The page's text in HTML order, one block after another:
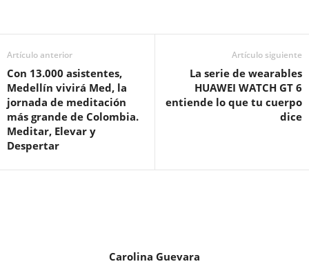
Artículo anterior
Con 13.000 asistentes,
Medellín vivirá Med, la
jornada de meditación
más grande de Colombia.
Meditar, Elevar y
Despertar
Artículo siguiente
La serie de wearables
HUAWEI WATCH GT 6
entiende lo que tu cuerpo
dice
Carolina Guevara